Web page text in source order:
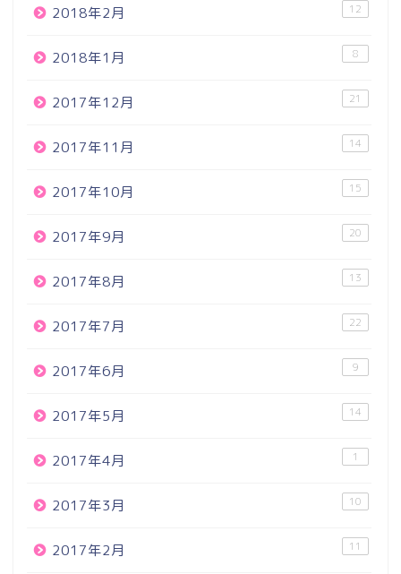
2018年2月 12
2018年1月 8
2017年12月 21
2017年11月 14
2017年10月 15
2017年9月 20
2017年8月 13
2017年7月 22
2017年6月 9
2017年5月 14
2017年4月 1
2017年3月 10
2017年2月 11